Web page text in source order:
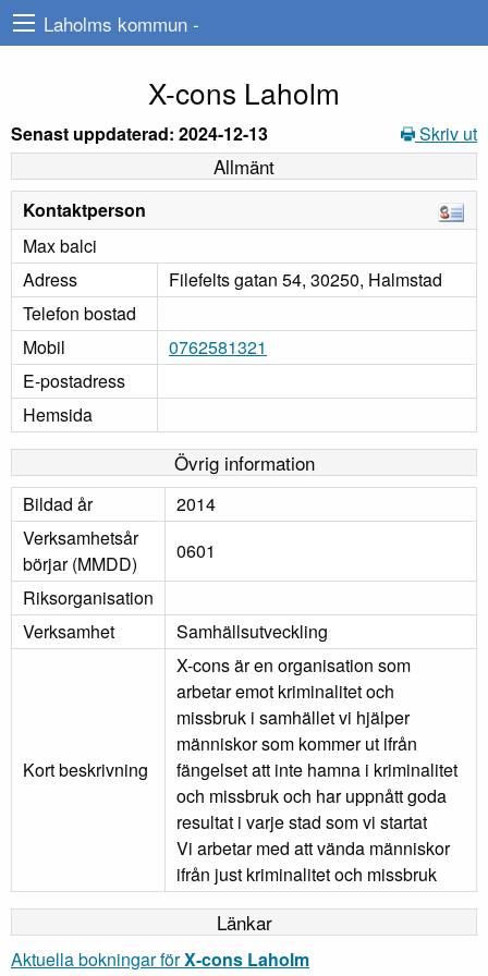
Laholms kommun -
X-cons Laholm
Senast uppdaterad: 2024-12-13 Skriv ut
Allmänt
Kontaktperson
Max balci
Adress
Filefelts gatan 54, 30250, Halmstad
Telefon bostad
Mobil
0762581321
E-postadress
Hemsida
Övrig information
Bildad år
2014
Verksamhetsår
börjar (MMDD)
0601
Riksorganisation
Verksamhet
Samhällsutveckling
Kort beskrivning
X-cons är en organisation som
arbetar emot kriminalitet och
missbruk i samhället vi hjälper
människor som kommer ut ifrån
fängelset att inte hamna i kriminalitet
och missbruk och har uppnått goda
resultat i varje stad som vi startat
Vi arbetar med att vända människor
ifrån just kriminalitet och missbruk
Länkar
Aktuella bokningar förX-cons Laholm